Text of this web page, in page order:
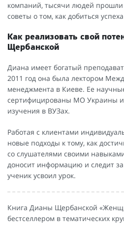
компаний, тысячи людей прошли
советы о том, как добиться
Как реализовать свой
Щербанской
Диана имеет богатый
2011 год она была лектором
менеджмента в Киеве. Ее
сертифицированы МО Украины
изучения в ВУЗах.
Работая с клиентами
новые подходы к тому, как
со слушателями своими
доносит информацию и следит
ученик усвоил урок.
Книга Дианы Щербанской
бестселлером в тематических